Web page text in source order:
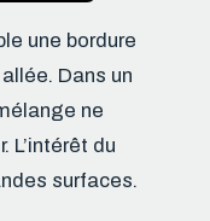
une bordure
Dans un
ne
L’intérêt du
surfaces.